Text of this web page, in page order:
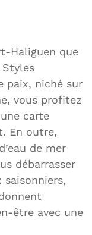
Haliguen que
paix, niché sur
vous profitez
carte
En outre,
de mer
débarrasser
être avec une